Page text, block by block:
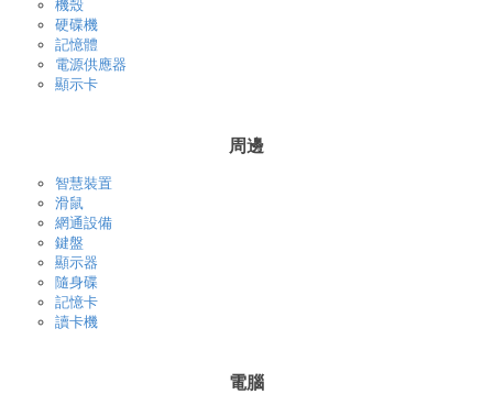
機殼
硬碟機
記憶體
電源供應器
顯示卡
周邊
智慧裝置
滑鼠
網通設備
鍵盤
顯示器
隨身碟
記憶卡
讀卡機
電腦